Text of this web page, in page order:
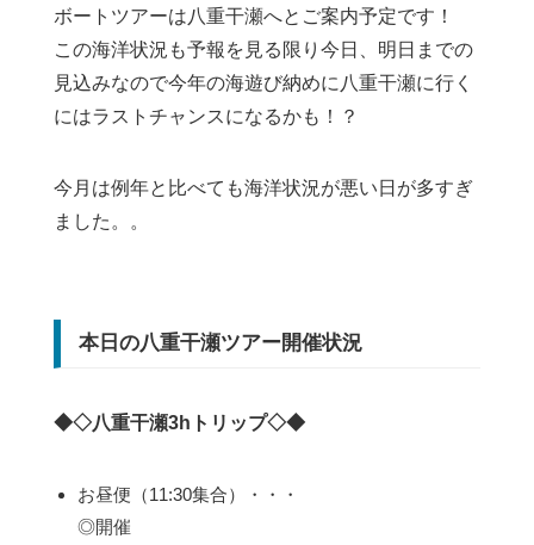
ボートツアーは八重干瀬へとご案内予定です！
この海洋状況も予報を見る限り今日、明日までの
見込みなので今年の海遊び納めに八重干瀬に行く
にはラストチャンスになるかも！？
今月は例年と比べても海洋状況が悪い日が多すぎ
ました。。
本日の八重干瀬ツアー開催状況
◆◇八重干瀬3hトリップ◇◆
お昼便（11:30集合）・・・
◎開催